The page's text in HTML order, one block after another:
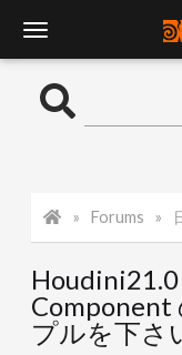
o
l
e
Forums
Component
プルを下さ